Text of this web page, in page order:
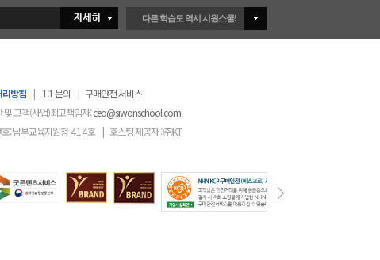
다른 학습도 역시 시원스쿨!
방침 | 1:1 문의 | 구매안전 서비스
및 고객(사업)최고책임자:ceo@siwonschool.com
: 남부교육지원청-414호 | 호스팅 제공자 : ㈜KT